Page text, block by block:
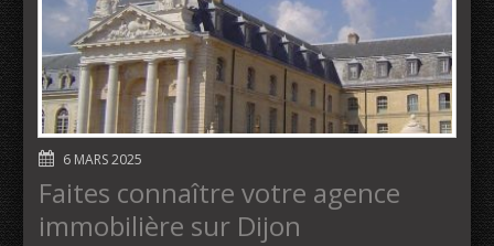
6 MARS 2025
Faites connaître votre agence
immobilière sur Dijon